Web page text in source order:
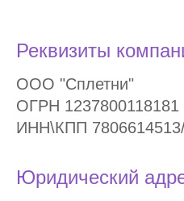
Реквизиты
ООО "Сплетни"
ОГРН 1237800118181
ИНН\КПП
Юридический